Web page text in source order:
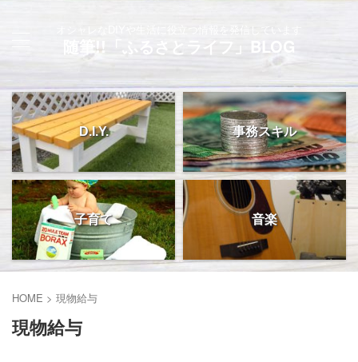
随筆!!「ふるさとライフ」BLOG
D.I.Y. 事務スキル
子育て 音楽
HOME > 現物給与
現物給与